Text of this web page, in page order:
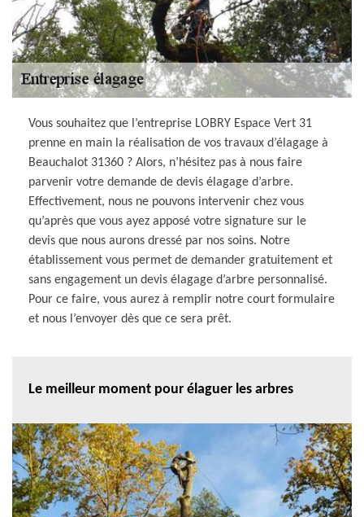
Vous souhaitez que l’entreprise LOBRY Espace Vert 31
prenne en main la réalisation de vos travaux d’élagage à
Beauchalot 31360 ? Alors, n’hésitez pas à nous faire
parvenir votre demande de devis élagage d’arbre.
Effectivement, nous ne pouvons intervenir chez vous
qu’après que vous ayez apposé votre signature sur le
devis que nous aurons dressé par nos soins. Notre
établissement vous permet de demander gratuitement et
sans engagement un devis élagage d’arbre personnalisé.
Pour ce faire, vous aurez à remplir notre court formulaire
et nous l’envoyer dès que ce sera prêt.
Le meilleur moment pour élaguer les arbres